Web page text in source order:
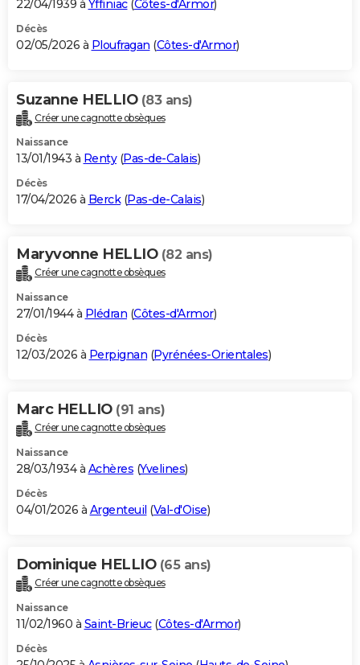
22/04/1939 à Yffiniac(Côtes-d'Armor)
Décès
02/05/2026 à Ploufragan (Côtes-d'Armor)
Suzanne HELLIO (83 ans)
Créer une cagnotte obsèques
Naissance
13/01/1943 à Renty(Pas-de-Calais)
Décès
17/04/2026 à Berck(Pas-de-Calais)
Maryvonne HELLIO (82 ans)
Créer une cagnotte obsèques
Naissance
27/01/1944 à Plédran (Côtes-d'Armor)
Décès
12/03/2026 à Perpignan (Pyrénées-Orientales)
Marc HELLIO (91 ans)
Créer une cagnotte obsèques
Naissance
28/03/1934 à Achères (Yvelines)
Décès
04/01/2026 à Argenteuil (Val-d'Oise)
Dominique HELLIO (65 ans)
Créer une cagnotte obsèques
Naissance
11/02/1960 à Saint-Brieuc(Côtes-d'Armor)
Décès